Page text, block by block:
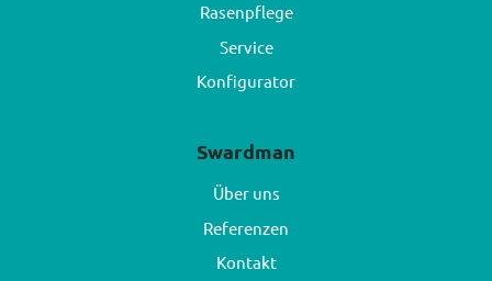
Rasenpflege
Service
Konfigurator
Swardman
Über uns
Referenzen
Kontakt